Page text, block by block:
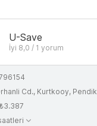
U-Save
İyi 8,0 / 1 yorum
Cd., Kurtkooy, Pendik